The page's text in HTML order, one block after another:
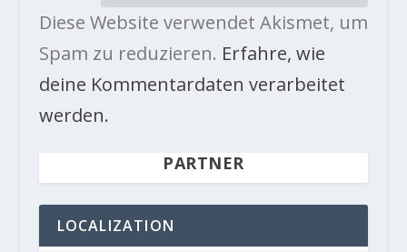
Diese Website verwendet Akismet, um
Spam zu reduzieren. Erfahre, wie
deine Kommentardaten verarbeitet
werden.
PARTNER
LOCALIZATION